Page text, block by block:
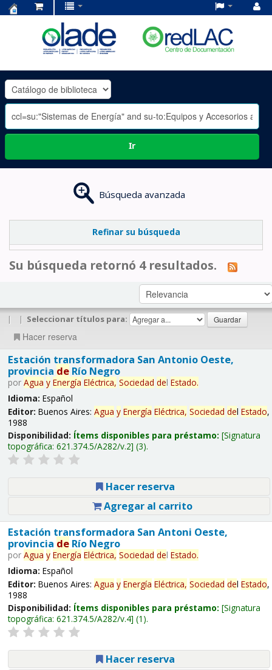
OLADE
-
Ir
Búsqueda avanzada
Refinar su búsqueda
Su búsqueda retornó 4 resultados.
| | Seleccionar títulos para:
Hacer reserva
Estación transformadora San Antonio Oeste,
provincia deRío Negro
por Agua y Energía Eléctrica, Sociedad del Estado.
Idioma: Español
Editor: Buenos Aires: Agua y Energía Eléctrica, Sociedad del Estado,
1988
Disponibilidad: Ítems disponibles para préstamo: Signatura
topográfica: 621.374.5/A282/v.2 (3).
Hacer reserva
Agregar al carrito
Estación transformadora San Antoni Oeste,
provincia deRío Negro
por Agua y Energía Eléctrica, Sociedad del Estado.
Idioma: Español
Editor: Buenos Aires: Agua y Energía Eléctrica, Sociedad del Estado,
1988
Disponibilidad: Ítems disponibles para préstamo: Signatura
topográfica: 621.374.5/A282/v.4 (1).
Hacer reserva